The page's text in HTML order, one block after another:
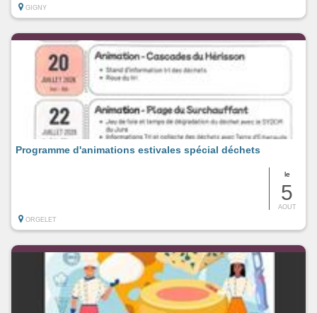
GIGNY
le
5
AOUT
Programme d'animations estivales spécial déchets
ORGELET